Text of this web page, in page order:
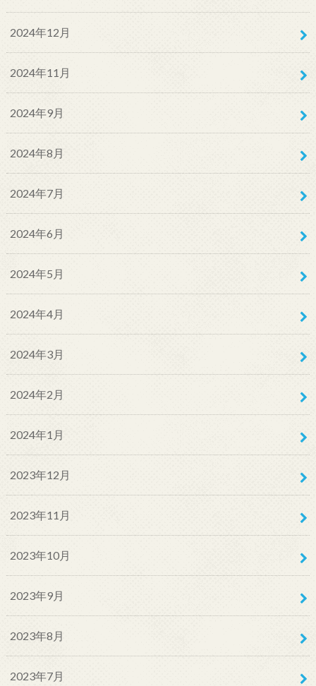
2024年12月
2024年11月
2024年9月
2024年8月
2024年7月
2024年6月
2024年5月
2024年4月
2024年3月
2024年2月
2024年1月
2023年12月
2023年11月
2023年10月
2023年9月
2023年8月
2023年7月